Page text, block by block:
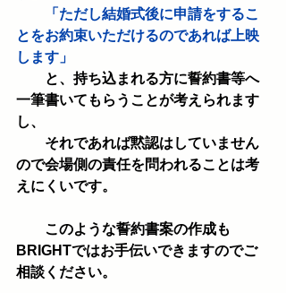
「ただし結婚式後に申請をするこ
とをお約束いただけるのであれば上映
します」
と、持ち込まれる方に誓約書等へ
一筆書いてもらうことが考えられます
し、
それであれば黙認はしていません
ので会場側の責任を問われることは考
えにくいです。
このような誓約書案の作成も
BRIGHTではお手伝いできますのでご
相談ください。